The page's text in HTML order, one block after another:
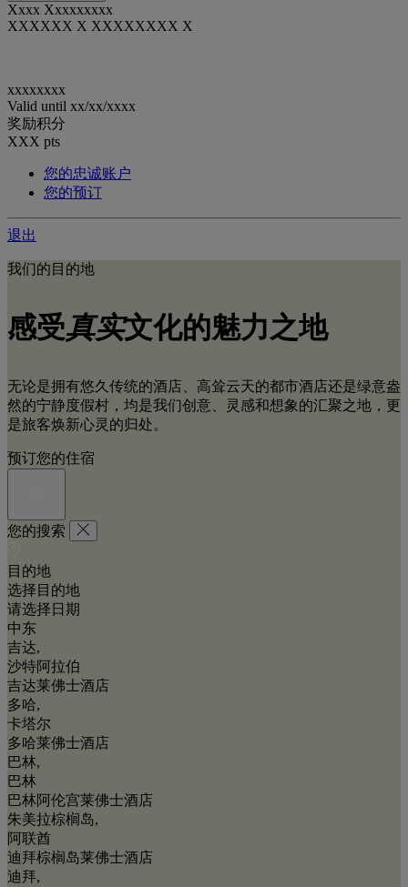
Xxxx Xxxxxxxxx
XXXXXX X XXXXXXXX X
xxxxxxxx
Valid until xx/xx/xxxx
奖励积分
XXX pts
您的忠诚账户
您的预订
退出
我们的目的地
感受真实文化的魅力之地
无论是拥有悠久传统的酒店、高耸云天的都市酒店还是绿意盎
然的宁静度假村，均是我们创意、灵感和想象的汇聚之地，更
是旅客焕新心灵的归处。
预订您的住宿
您的搜索
目的地
选择目的地
请选择日期
中东
吉达,
沙特阿拉伯
吉达莱佛士酒店
多哈,
卡塔尔
多哈莱佛士酒店
巴林,
巴林
巴林阿伦宫莱佛士酒店
朱美拉棕榈岛,
阿联酋
迪拜棕榈岛莱佛士酒店
迪拜,